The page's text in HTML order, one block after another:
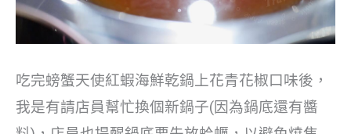
吃完螃蟹天使紅蝦海鮮乾鍋上花青花椒口味後，
我是有請店員幫忙換個新鍋子(因為鍋底還有醬